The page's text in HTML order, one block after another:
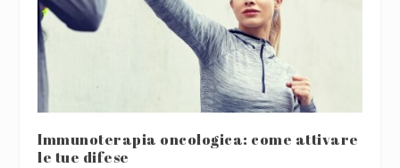
Immunoterapia oncologica: come attivare
le tue difese